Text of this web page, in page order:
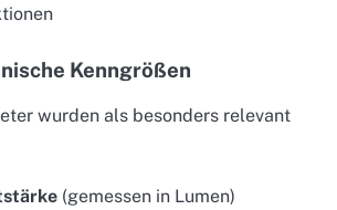
Kenngrößen
wurden als besonders relevant
(gemessen in Lumen)